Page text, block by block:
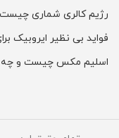
رژیم کالری شماری
فواید بی نظیر ایروبیک
اسلیم مکس چیست و چه